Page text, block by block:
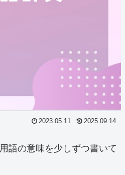
2023.05.11 2025.09.14